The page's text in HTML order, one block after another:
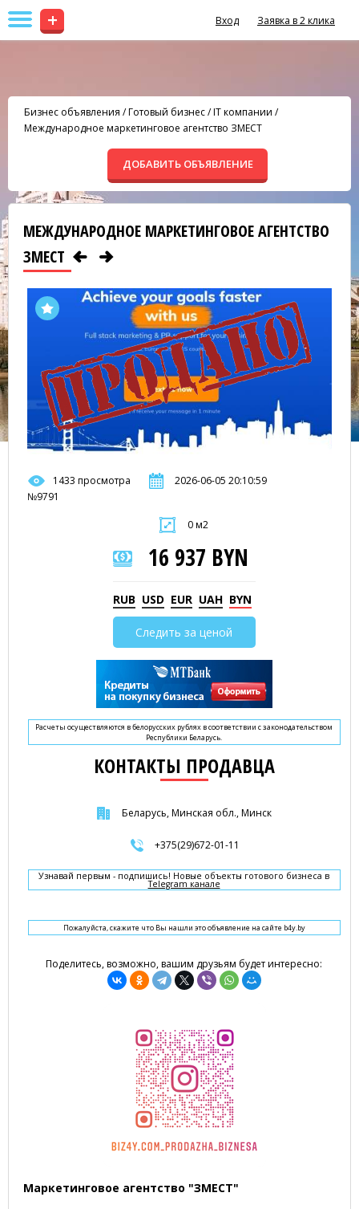
+ Вход Заявка в 2 клика
Бизнес объявления /Готовый бизнес/IT компании /
Международное маркетинговое агентство ЗМЕСТ
ДОБАВИТЬ ОБЪЯВЛЕНИЕ
МЕЖДУНАРОДНОЕ МАРКЕТИНГОВОЕ АГЕНТСТВО
ЗМЕСТ
1433 просмотра
2026-06-05 20:10:59
№9791
0 м2
16 937 BYN
RUB USD EUR UAH BYN
Следить за ценой
Расчеты осуществляются в белорусских рублях в соответствии с законодательством
Республики Беларусь.
КОНТАКТЫ ПРОДАВЦА
Беларусь, Минская обл., Минск
+375(29)672-01-11
Узнавай первым - подпишись! Новые объекты готового бизнеса в
Telegram канале
Пожалуйста, скажите что Вы нашли это объявление на сайте b4y.by
Поделитесь, возможно, вашим друзьям будет интересно:
Маркетинговое агентство "ЗМЕСТ"